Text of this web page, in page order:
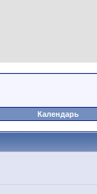
Календарь